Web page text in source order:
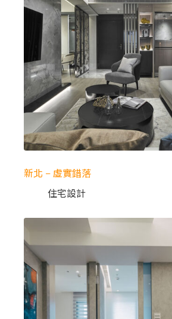
新北 – 虛實錯落
住宅設計